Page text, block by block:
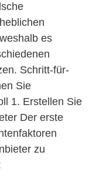
es
Schritt-für-
Sie
1. Erstellen Sie
Der erste
zu